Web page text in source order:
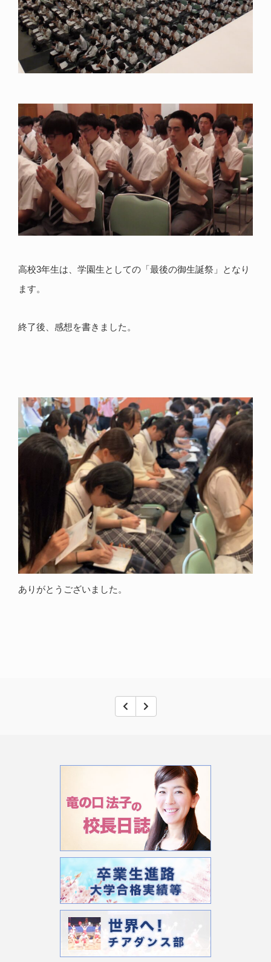
高校3年生は、学園生としての「最後の御生誕祭」となり
ます。
終了後、感想を書きました。
ありがとうございました。